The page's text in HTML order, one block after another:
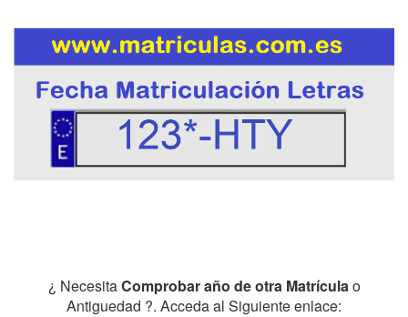
¿ NecesitaComprobar año de otra Matrículao
Antiguedad ?. Acceda al Siguiente enlace: